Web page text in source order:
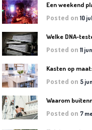
Een weekend
Posted on10
Posted on11
Posted on 5
Posted on 7